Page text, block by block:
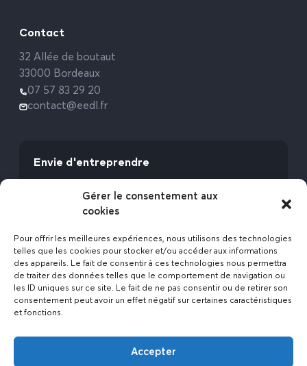
Gérer le consentement aux
cookies
Pour offrir les meilleures expériences, nous utilisons des technologies
telles que les cookies pour stocker et/ou accéder aux informations
des appareils. Le fait de consentir à ces technologies nous permettra
de traiter des données telles que le comportement de navigation ou
les ID uniques sur ce site. Le fait de ne pas consentir ou de retirer son
consentement peut avoir un effet négatif sur certaines caractéristiques
et fonctions.
Accepter
Contact
32 Allée de boutaut
33000 Bordeaux
07 57 83 29 20
contact@eedl.fr
Envie d'entreprendre
avec l’Expert Etat des Lieux !
Rejoignez-nous